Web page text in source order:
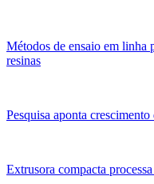
Métodos de ensaio em linha
resinas
Pesquisa aponta
Extrusora compacta